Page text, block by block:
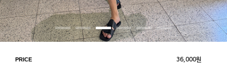
PRICE 36,000원